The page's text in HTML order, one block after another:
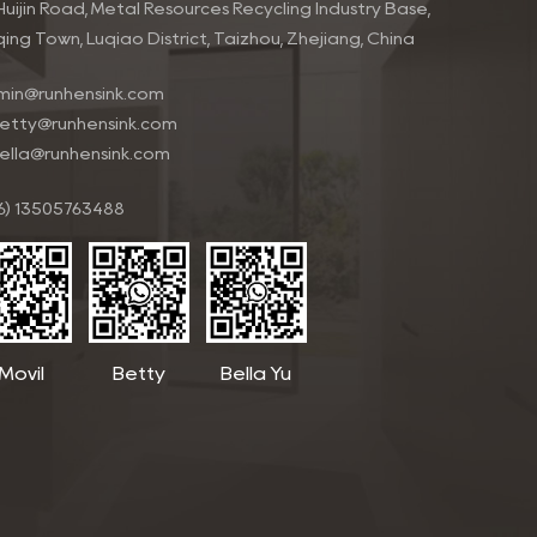
Road, Metal Resources Recycling Industry Base,
Town, Luqiao District, Taizhou, Zhejiang, China
13505763488
Móvil Betty Bella Yu